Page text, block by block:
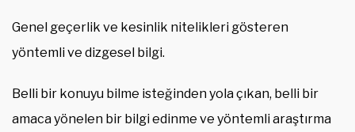
Genel geçerlik ve kesinlik nitelikleri gösteren
yöntemli ve dizgesel bilgi.
Belli bir konuyu bilme isteğinden yola çıkan, belli bir
amaca yönelen bir bilgi edinme ve yöntemli araştırma